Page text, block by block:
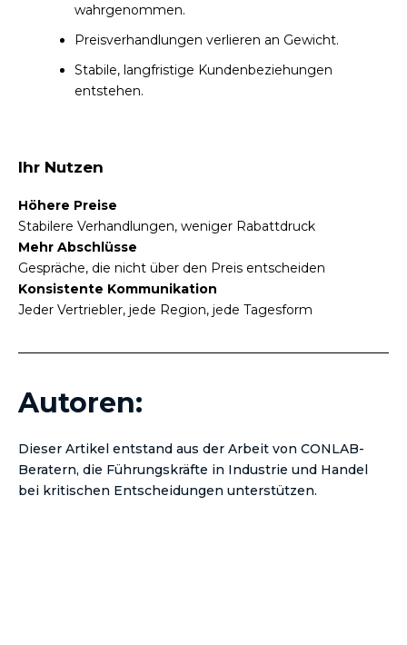
wahrgenommen.
Preisverhandlungen verlieren an Gewicht.
Stabile, langfristige Kundenbeziehungen
entstehen.
Ihr Nutzen
Höhere Preise
Stabilere Verhandlungen, weniger Rabattdruck
Mehr Abschlüsse
Gespräche, die nicht über den Preis entscheiden
Konsistente Kommunikation
Jeder Vertriebler, jede Region, jede Tagesform
Autoren:
Dieser Artikel entstand aus der Arbeit von CONLAB-
Beratern, die Führungskräfte in Industrie und Handel
bei kritischen Entscheidungen unterstützen.